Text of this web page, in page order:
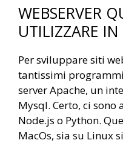
WEBSERVER
UTILIZZARE IN
Per sviluppare siti
tantissimi
server Apache, un
Mysql. Certo, ci
Node.js o Python.
MacOs, sia su Linux